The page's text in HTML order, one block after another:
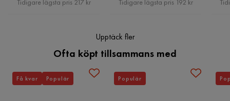
Tidigare lägsta pris 217 kr Tidigare lägsta pris 192 kr
Upptäck fler
Ofta köpt tillsammans med
Få kvar Populär Populär